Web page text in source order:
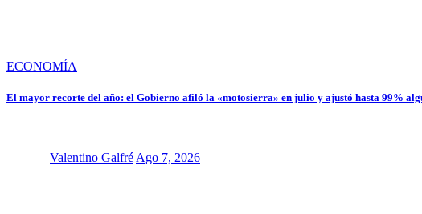
ECONOMÍA
El mayor recorte del año: el Gobierno afiló la «motosierra» en julio y ajustó hasta 99%
Valentino GalfréAgo 7, 2026